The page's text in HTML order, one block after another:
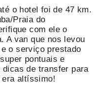
o hotel foi de 47 km.
Praia do
com ele o
A van que nos levou
o serviço prestado
pontuais e
de transfer para
era altíssimo!